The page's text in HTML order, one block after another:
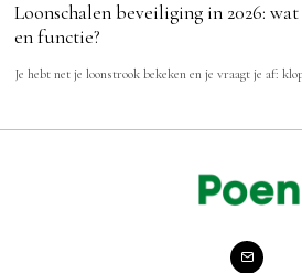
Loonschalen beveiliging in 2026:
en functie?
Je hebt net je loonstrook bekeken en je vraagt je af: